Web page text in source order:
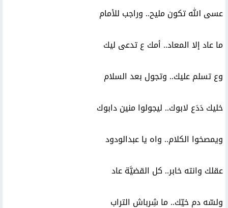
عسى الله تكون مليح.. وراجب للأمام
ما عاد إلا المعاد.. أمك ع تدعى ليك
وع تسلم عليك.. وتجول بعد السلام
خليك دَدَع لابوك.. ليجولوا منين دابوك
ويمصخوا الكلام.. واه يا عبدالودود
عقلك وانته خابر.. كل القضيَّة عاد
ولسّه دم خيّك.. ما شِرباش التراب